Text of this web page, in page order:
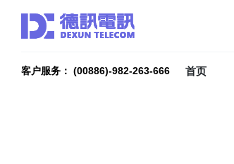
客户服务： (00886)-982-263-666 首页